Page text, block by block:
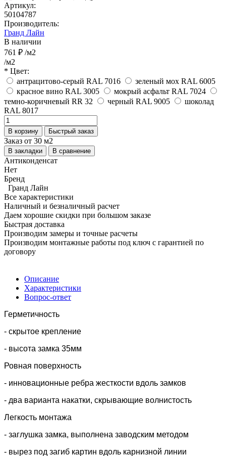
Артикул:
50104787
Производитель:
Гранд Лайн
В наличии
761 ₽ /м2
/м2
* Цвет:
антрацитово-серый RAL 7016
зеленый мох RAL 6005
красное вино RAL 3005
мокрый асфальт RAL 7024
темно-коричневый RR 32
черный RAL 9005
шоколад
RAL 8017
В корзину Быстрый заказ
Заказ от 30 м2
В закладки В сравнение
Антиконденсат
Нет
Бренд
Гранд Лайн
Все характеристики
Наличный и безналичный расчет
Даем хорошие скидки при большом заказе
Быстрая доставка
Производим замеры и точные расчеты
Производим монтажные работы под ключ с гарантией по
договору
Описание
Характеристики
Вопрос-ответ
Герметичность
- скрытое крепление
- высота замка 35мм
Ровная поверхность
- инновационные ребра жесткости вдоль замков
- два варианта накатки, скрывающие волнистость
Легкость монтажа
- заглушка замка, выполнена заводским методом
- вырез под загиб картин вдоль карнизной линии